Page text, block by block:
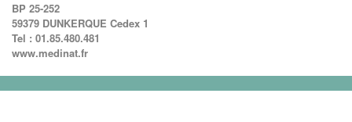
BP 25-252
59379 DUNKERQUE Cedex 1
Tel : 01.85.480.481
www.medinat.fr